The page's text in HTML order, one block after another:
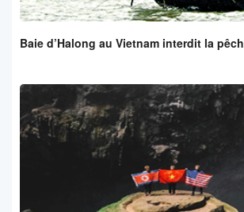
Baie d’Halong au Vietnam interdit la